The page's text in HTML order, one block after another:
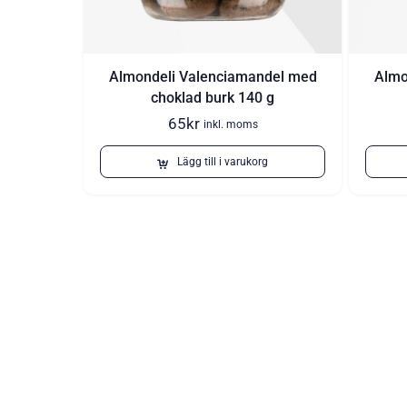
Almondeli Valenciamandel med
choklad burk 140 g
65kr inkl. moms
Lägg till i varukorg